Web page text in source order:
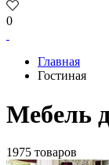
0
Главная
Гостиная
Мебель
1975 товаров